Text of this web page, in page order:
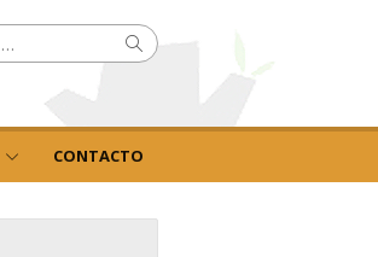
Buscar
CONTACTO